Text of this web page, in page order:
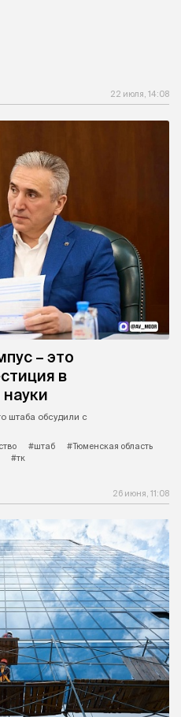
22 июля, 14:08
– это
в
штаба обсудили с
#штаб
#Тюменская область
#тк
26 июня, 11:08